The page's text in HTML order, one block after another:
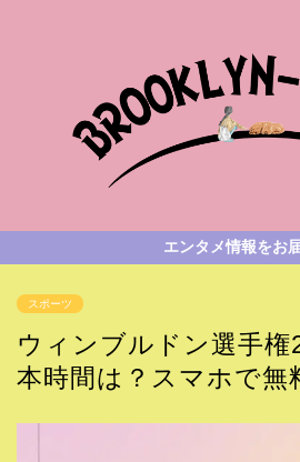
エンタメ情報をお
スポーツ
ウィンブルドン選手権
本時間は？スマホで無